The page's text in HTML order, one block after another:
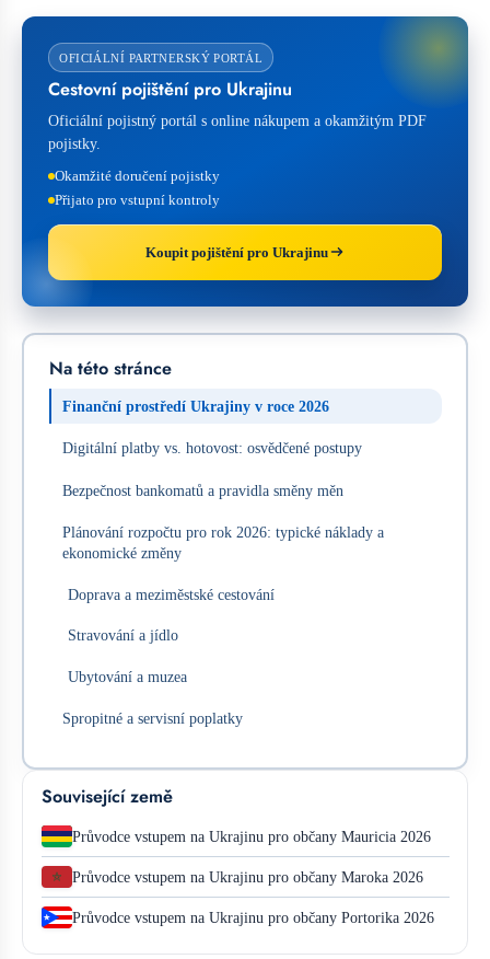
OFICIÁLNÍ PARTNERSKÝ PORTÁL
Cestovní pojištění pro Ukrajinu
Oficiální pojistný portál s online nákupem a okamžitým PDF
pojistky.
Okamžité doručení pojistky
Přijato pro vstupní kontroly
Koupit pojištění pro Ukrajinu
Na této stránce
Finanční prostředí Ukrajiny v roce 2026
Digitální platby vs. hotovost: osvědčené postupy
Bezpečnost bankomatů a pravidla směny měn
Plánování rozpočtu pro rok 2026: typické náklady a
ekonomické změny
Doprava a meziměstské cestování
Stravování a jídlo
Ubytování a muzea
Spropitné a servisní poplatky
Související země
Průvodce vstupem na Ukrajinu pro občany Mauricia 2026
Průvodce vstupem na Ukrajinu pro občany Maroka 2026
Průvodce vstupem na Ukrajinu pro občany Portorika 2026